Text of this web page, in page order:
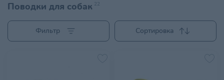
Поводки для собак 22
Фильтр Сортировка